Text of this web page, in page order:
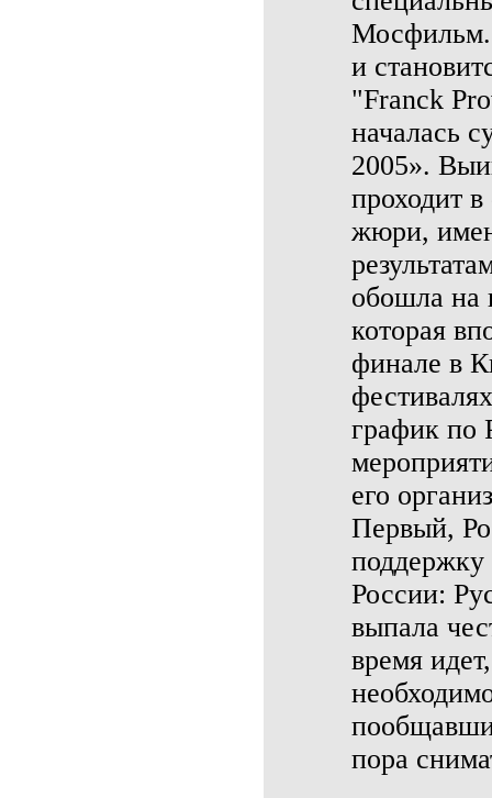
Мосфильм.
и
"Franck
началась
2005».
проходит
жюри,
обошла на
которая
финале в
график по
его
Первый,
поддержку
России:
выпала
время
пора